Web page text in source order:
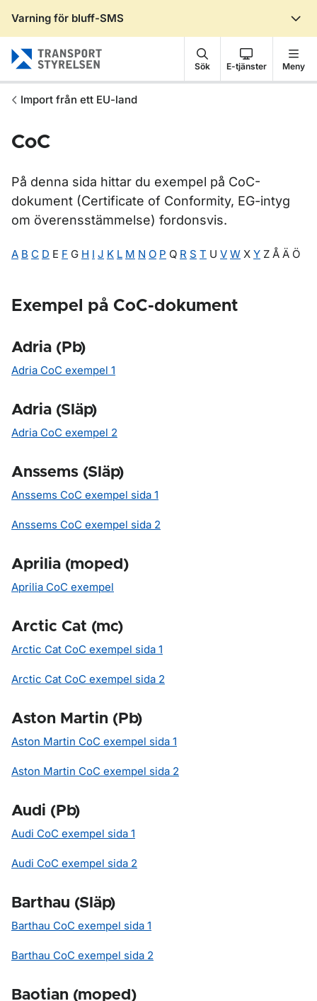
Varning för bluff-SMS
Sök E-tjänster Meny
Import från ett EU-land
CoC
På denna sida hittar du exempel på CoC-
dokument (Certificate of Conformity, EG-intyg
om överensstämmelse) fordonsvis.
A B C D E F G H I J K L M N O P Q R S T U V W X Y Z Å Ä Ö
Exempel på CoC-dokument
Adria (Pb)
Adria CoC exempel 1
Adria (Släp)
Adria CoC exempel 2
Anssems (Släp)
Anssems CoC exempel sida 1
Anssems CoC exempel sida 2
Aprilia (moped)
Aprilia CoC exempel
Arctic Cat (mc)
Arctic Cat CoC exempel sida 1
Arctic Cat CoC exempel sida 2
Aston Martin (Pb)
Aston Martin CoC exempel sida 1
Aston Martin CoC exempel sida 2
Audi (Pb)
Audi CoC exempel sida 1
Audi CoC exempel sida 2
Barthau (Släp)
Barthau CoC exempel sida 1
Barthau CoC exempel sida 2
Baotian (moped)